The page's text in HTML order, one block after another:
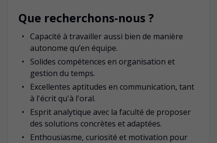
Que recherchons-nous ?
Capacité à travailler aussi bien de manière
autonome qu’en équipe.
Solides compétences en organisation et
gestion du temps.
Excellentes aptitudes en communication, tant
à l'écrit qu'à l'oral.
Esprit analytique avec la faculté de proposer
des solutions concrètes et adaptées.
Enthousiasme, curiosité et motivation pour